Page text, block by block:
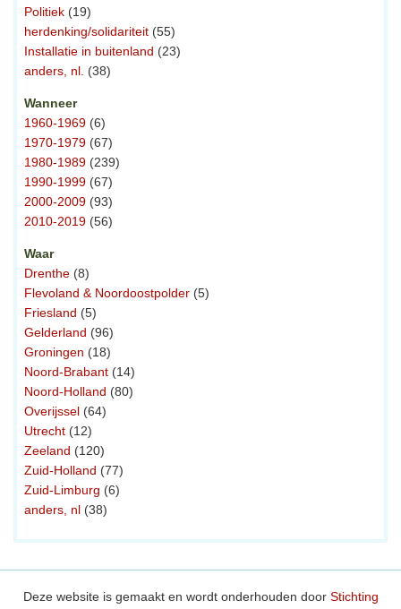
Politiek (19)
herdenking/solidariteit (55)
Installatie in buitenland (23)
anders, nl. (38)
Wanneer
1960-1969 (6)
1970-1979 (67)
1980-1989 (239)
1990-1999 (67)
2000-2009 (93)
2010-2019 (56)
Waar
Drenthe (8)
Flevoland & Noordoostpolder (5)
Friesland (5)
Gelderland (96)
Groningen (18)
Noord-Brabant (14)
Noord-Holland (80)
Overijssel (64)
Utrecht (12)
Zeeland (120)
Zuid-Holland (77)
Zuid-Limburg (6)
anders, nl (38)
Deze website is gemaakt en wordt onderhouden door Stichting